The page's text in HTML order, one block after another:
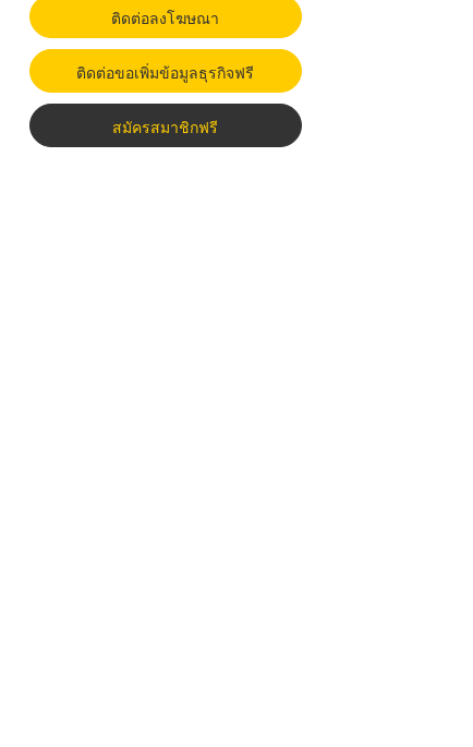
ติดต่อลงโฆษณา
ติดต่อขอเพิ่มข้อมูลธุรกิจฟรี
สมัครสมาชิกฟรี